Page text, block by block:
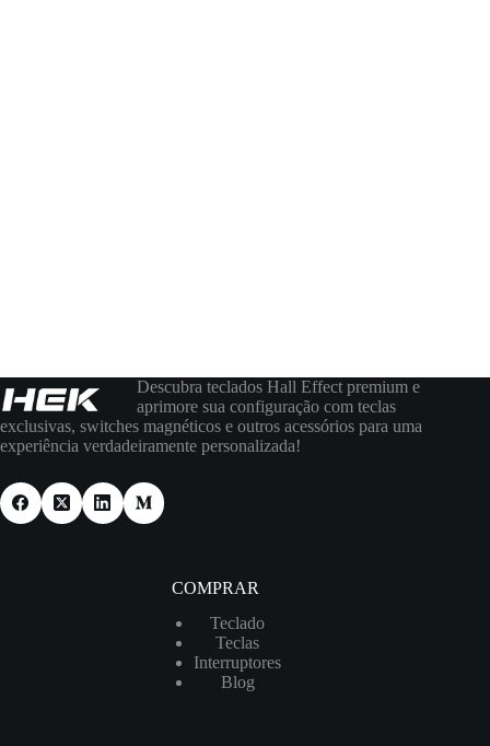
Descubra teclados Hall Effect premium e
aprimore sua configuração com teclas
exclusivas, switches magnéticos e outros acessórios para uma
experiência verdadeiramente personalizada!
COMPRAR
Teclado
Teclas
Interruptores
Blog